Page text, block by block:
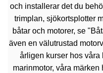
och installerar det du
trimplan, sjökortsplotter
båtar och motorer, se
även en välutrustad
årligen kurser hos våra
marinmotor, våra